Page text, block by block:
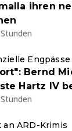
ihren
Engpässe
Bernd
Hartz IV
an ARD-Krimis